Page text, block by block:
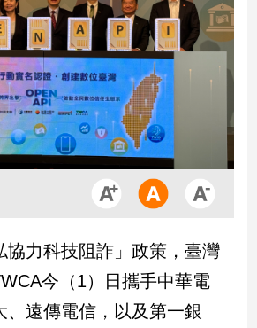
協力科技阻詐」政策，臺灣
今（1）日攜手中華電
、遠傳電信，以及第一銀